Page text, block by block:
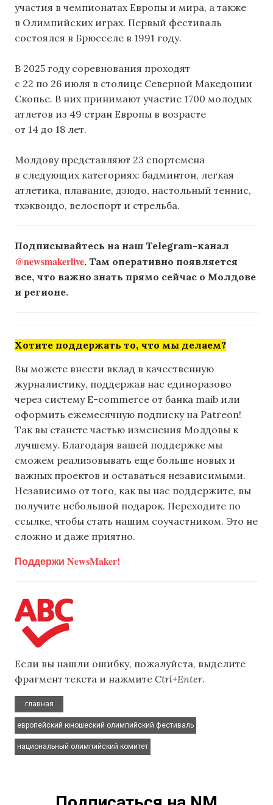
участия в чемпионатах Европы и мира, а также
в Олимпийских играх. Первый фестиваль
состоялся в Брюсселе в 1991 году.
В 2025 году соревнования проходят
с 22 по 26 июля в столице Северной Македонии
Скопье. В них принимают участие 1700 молодых
атлетов из 49 стран Европы в возрасте
от 14 до 18 лет.
Молдову представляют 23 спортсмена
в следующих категориях: бадминтон, легкая
атлетика, плавание, дзюдо, настольный теннис,
тхэквондо, велоспорт и стрельба.
Подписывайтесь на наш Telegram-канал
@newsmakerlive. Там оперативно появляется
все, что важно знать прямо сейчас о Молдове
и регионе.
Хотите поддержать то, что мы делаем?
Вы можете внести вклад в качественную
журналистику, поддержав нас единоразово
через систему E-commerce от банка maib или
оформить ежемесячную подписку на Patreon!
Так вы станете частью изменения Молдовы к
лучшему. Благодаря вашей поддержке мы
сможем реализовывать еще больше новых и
важных проектов и оставаться независимыми.
Независимо от того, как вы нас поддержите, вы
получите небольшой подарок. Переходите по
ссылке, чтобы стать нашим соучастником. Это не
сложно и даже приятно.
Поддержи NewsMaker!
Если вы нашли ошибку, пожалуйста, выделите
фрагмент текста и нажмите Ctrl+Enter.
главная
европейский юношеский олимпийский фестиваль
национальный олимпийский комитет